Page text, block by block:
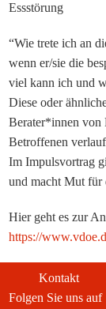
“Wie trete ich an
wenn er/sie die
viel kann ich und
Diese oder
Berater*innen von
Betroffenen
Im Impulsvortrag
und macht Mut für
Hier geht es zur
https://
Kontakt
Folgen Sie uns auf